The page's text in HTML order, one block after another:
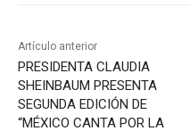
Artículo anterior
PRESIDENTA CLAUDIA
SHEINBAUM PRESENTA
SEGUNDA EDICIÓN DE
“MÉXICO CANTA POR LA